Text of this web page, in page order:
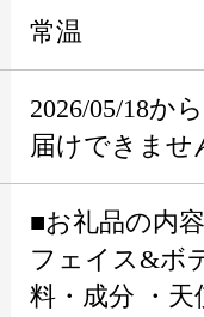
常温
2026/05/18か
届けできませ
■お礼品の内
フェイス&ボ
料・成分 ・